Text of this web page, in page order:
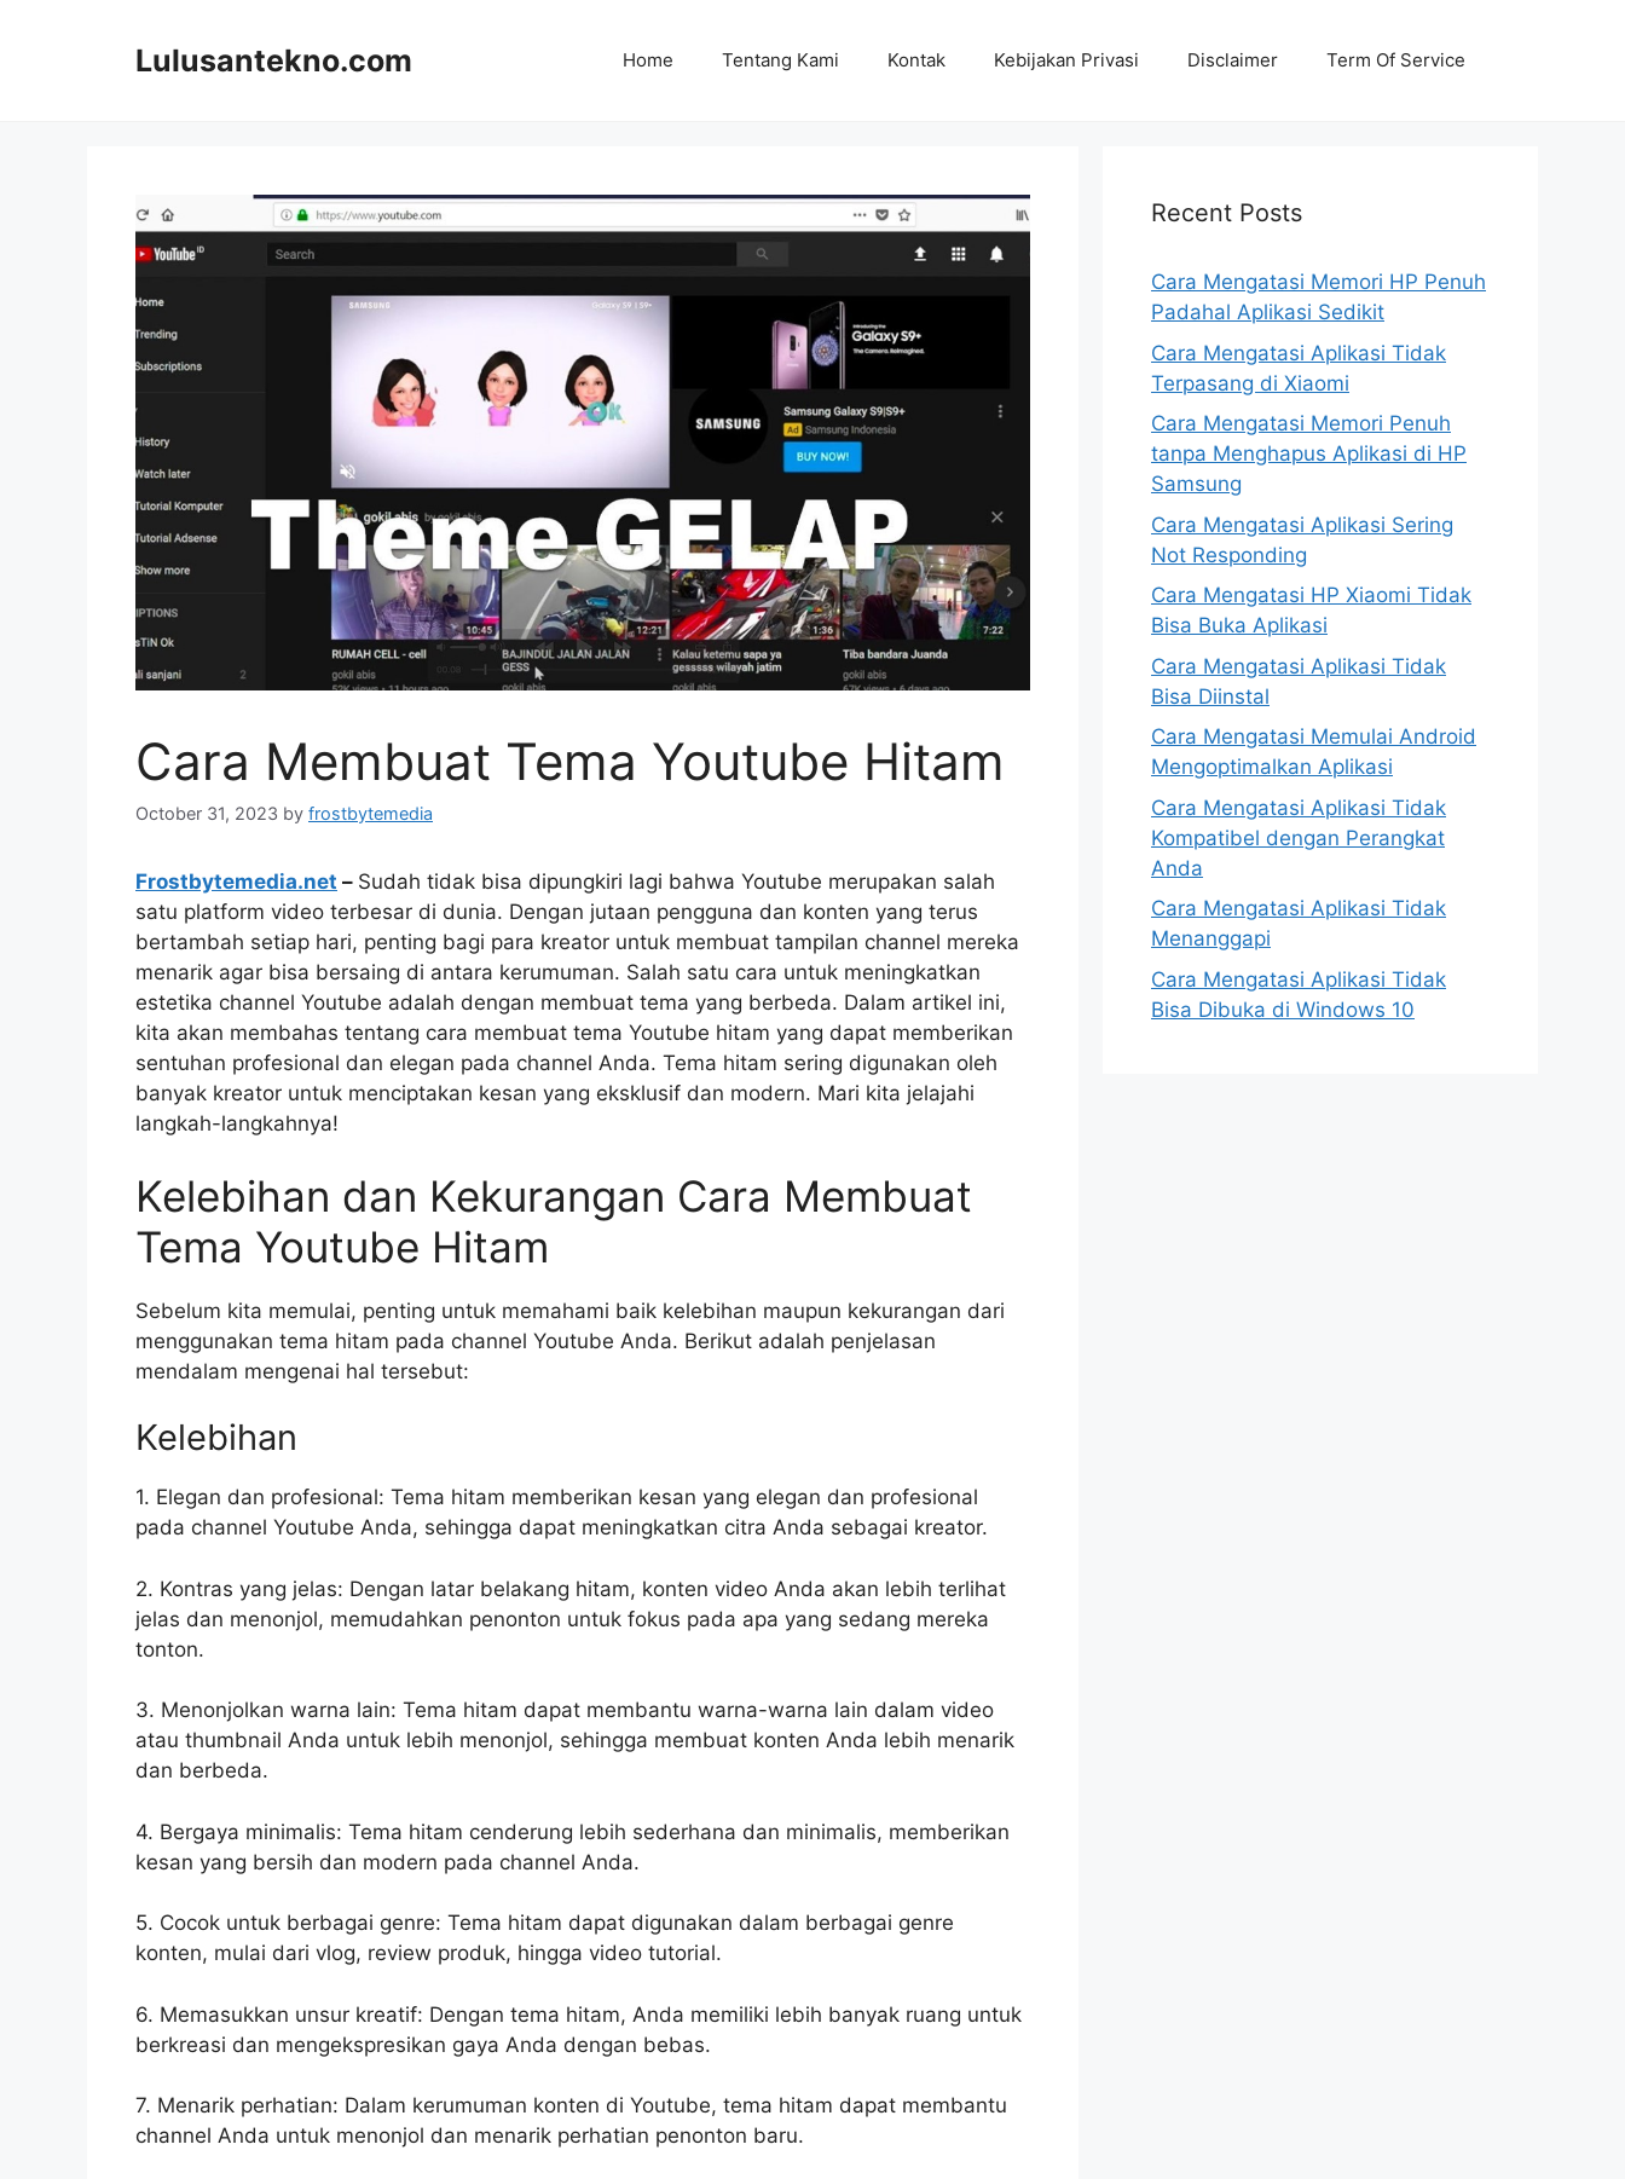
Lulusantekno.com Home Tentang Kami Kontak Kebijakan Privasi Disclaimer Term Of Service
Cara Membuat Tema Youtube Hitam
October 31, 2023 by frostbytemedia
Frostbytemedia.net – Sudah tidak bisa dipungkiri lagi bahwa Youtube merupakan salah
satu platform video terbesar di dunia. Dengan jutaan pengguna dan konten yang terus
bertambah setiap hari, penting bagi para kreator untuk membuat tampilan channel mereka
menarik agar bisa bersaing di antara kerumuman. Salah satu cara untuk meningkatkan
estetika channel Youtube adalah dengan membuat tema yang berbeda. Dalam artikel ini,
kita akan membahas tentang cara membuat tema Youtube hitam yang dapat memberikan
sentuhan profesional dan elegan pada channel Anda. Tema hitam sering digunakan oleh
banyak kreator untuk menciptakan kesan yang eksklusif dan modern. Mari kita jelajahi
langkah-langkahnya!
Kelebihan dan Kekurangan Cara Membuat
Tema Youtube Hitam
Sebelum kita memulai, penting untuk memahami baik kelebihan maupun kekurangan dari
menggunakan tema hitam pada channel Youtube Anda. Berikut adalah penjelasan
mendalam mengenai hal tersebut:
Kelebihan
1. Elegan dan profesional: Tema hitam memberikan kesan yang elegan dan profesional
pada channel Youtube Anda, sehingga dapat meningkatkan citra Anda sebagai kreator.
2. Kontras yang jelas: Dengan latar belakang hitam, konten video Anda akan lebih terlihat
jelas dan menonjol, memudahkan penonton untuk fokus pada apa yang sedang mereka
tonton.
3. Menonjolkan warna lain: Tema hitam dapat membantu warna-warna lain dalam video
atau thumbnail Anda untuk lebih menonjol, sehingga membuat konten Anda lebih menarik
dan berbeda.
4. Bergaya minimalis: Tema hitam cenderung lebih sederhana dan minimalis, memberikan
kesan yang bersih dan modern pada channel Anda.
5. Cocok untuk berbagai genre: Tema hitam dapat digunakan dalam berbagai genre
konten, mulai dari vlog, review produk, hingga video tutorial.
6. Memasukkan unsur kreatif: Dengan tema hitam, Anda memiliki lebih banyak ruang untuk
berkreasi dan mengekspresikan gaya Anda dengan bebas.
7. Menarik perhatian: Dalam kerumuman konten di Youtube, tema hitam dapat membantu
channel Anda untuk menonjol dan menarik perhatian penonton baru.
Recent Posts
Cara Mengatasi Memori HP Penuh
Padahal Aplikasi Sedikit
Cara Mengatasi Aplikasi Tidak
Terpasang di Xiaomi
Cara Mengatasi Memori Penuh
tanpa Menghapus Aplikasi di HP
Samsung
Cara Mengatasi Aplikasi Sering
Not Responding
Cara Mengatasi HP Xiaomi Tidak
Bisa Buka Aplikasi
Cara Mengatasi Aplikasi Tidak
Bisa Diinstal
Cara Mengatasi Memulai Android
Mengoptimalkan Aplikasi
Cara Mengatasi Aplikasi Tidak
Kompatibel dengan Perangkat
Anda
Cara Mengatasi Aplikasi Tidak
Menanggapi
Cara Mengatasi Aplikasi Tidak
Bisa Dibuka di Windows 10